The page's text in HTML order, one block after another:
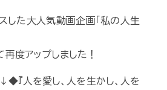
した大人気動画企画「私の人生
再度アップしました！
『人を愛し、人を生かし、人を